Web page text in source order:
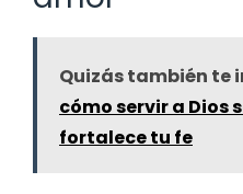
Quizás también te
cómo servir a Dios
fortalece tu fe